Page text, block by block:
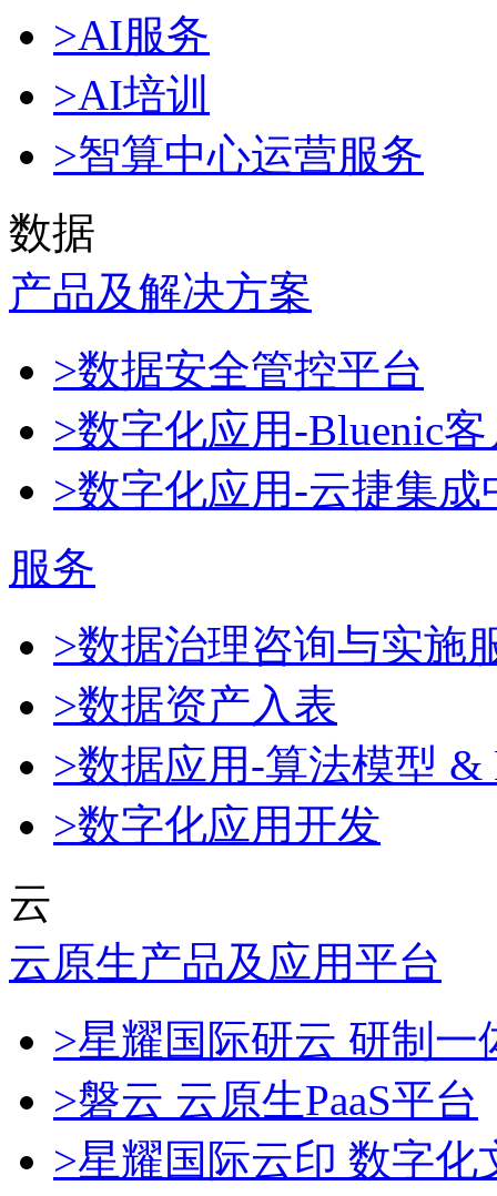
>AI服务
>AI培训
>智算中心运营服务
数据
产品及解决方案
>数据安全管控平台
>数字化应用-Bluenic
>数字化应用-云捷集成
服务
>数据治理咨询与实施
>数据资产入表
>数据应用-算法模型 &
>数字化应用开发
云
云原生产品及应用平台
>星耀国际研云 研制
>磐云 云原生PaaS平台
>星耀国际云印 数字化